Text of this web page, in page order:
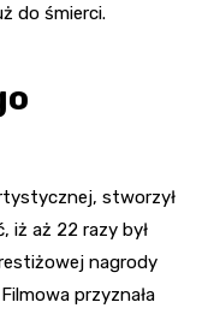
do śmierci.
stworzył
iż aż 22 razy był
nagrody
przyznała